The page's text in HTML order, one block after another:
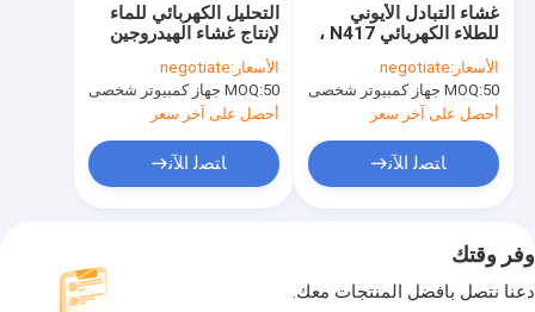
التحليل الكهربائي للماء
لإنتاج غشاء الهيدروجين
pfsa ، PEM N116W ،
N117
الأسعار:negotiate
MOQ:50 جهاز كمبيوتر شخصى
أحصل على آخر سعر
ﺎﺘﺼﻟ ﺍﻶﻧ
غشاء التبادل الأيوني
للطلاء الكهربائي N417 ،
PFSA
الأسعار:negotiate
MOQ:50 جهاز كمبيوتر شخصى
أحصل على آخر سعر
ﺎﺘﺼﻟ ﺍﻶﻧ
وفر وقتك
دعنا نتصل بأفضل المنتجات معك.